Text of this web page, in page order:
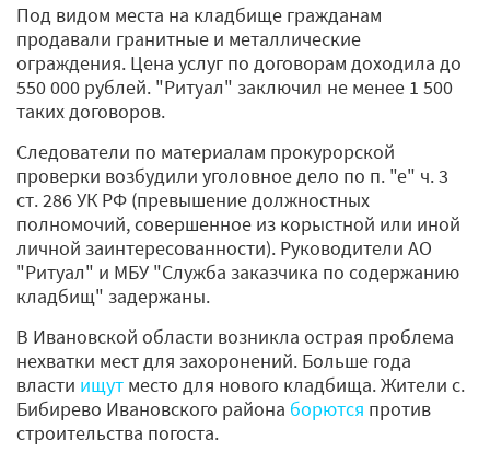
Под видом места на кладбище гражданам
продавали гранитные и металлические
ограждения. Цена услуг по договорам доходила до
550 000 рублей. "Ритуал" заключил не менее 1 500
таких договоров.
Следователи по материалам прокурорской
проверки возбудили уголовное дело по п. "е" ч. 3
ст. 286 УК РФ (превышение должностных
полномочий, совершенное из корыстной или иной
личной заинтересованности). Руководители АО
"Ритуал" и МБУ "Служба заказчика по содержанию
кладбищ" задержаны.
В Ивановской области возникла острая проблема
нехватки мест для захоронений. Больше года
власти ищут место для нового кладбища. Жители с.
Бибирево Ивановского района борются против
строительства погоста.